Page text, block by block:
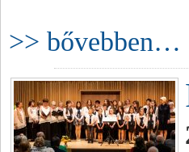
>> bővebben…